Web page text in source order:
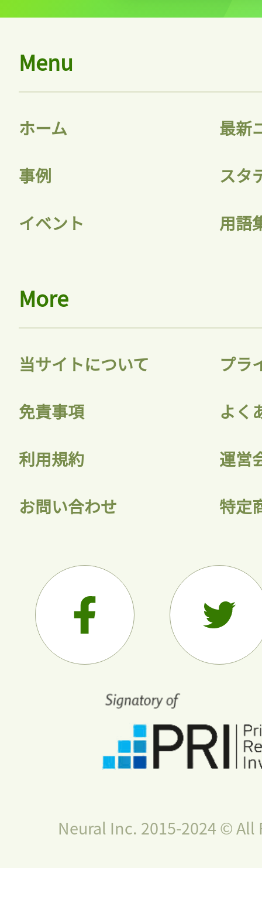
Menu
ホーム 最新
事例 スタ
イベント 用語
More
当サイトについて プラ
免責事項 よく
利用規約 運営
お問い合わせ 特定
Neural Inc. 2015-2024 © All